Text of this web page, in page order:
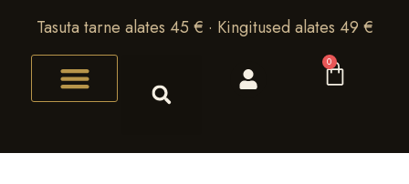
Tasuta tarne alates 45 € · Kingitused alates 49 €
0